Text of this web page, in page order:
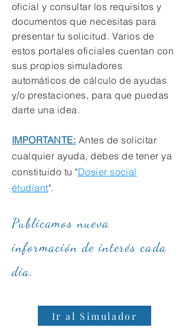
oficial y consultar los requisitos y
documentos que necesitas para
presentar tu solicitud. Varios de
estos portales oficiales cuentan con
sus propios simuladores
automáticos de cálculo de ayudas
y/o prestaciones, para que puedas
darte una idea.
IMPORTANTE: Antes de solicitar
cualquier ayuda, debes de tener ya
constituido tu "Dosier social
étudiant".
Publicamos nueva
información de interés cada
día.
Ir al Simulador